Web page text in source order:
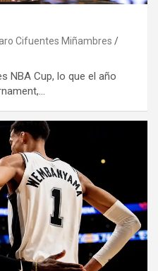
Cifuentes Miñambres
NBA Cup, lo que el año